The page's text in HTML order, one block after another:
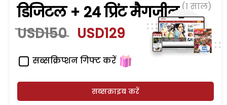
डिजिटल + 24 प्रिंट मैगजीन (1 साल)
USD150 USD129
सब्सक्रिप्शन गिफ्ट करें
सब्सक्राइब करें